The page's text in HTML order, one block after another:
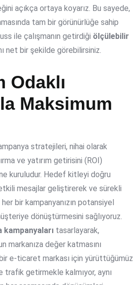
açıkça ortaya koyarız. Bu sayede,
tam bir görünürlüğe sahip
ile çalışmanın getirdiği ölçülebilir
net bir şekilde görebilirsiniz.
Odaklı
Maksimum
stratejileri, nihai olarak
ve yatırım getirisini (ROI)
kuruludur. Hedef kitleyi doğru
mesajlar geliştirerek ve sürekli
bir kampanyanızın potansiyel
dönüştürmesini sağlıyoruz.
kampanyaları tasarlayarak,
markanıza değer katmasını
e-ticaret markası için yürüttüğümüz
trafik getirmekle kalmıyor, aynı